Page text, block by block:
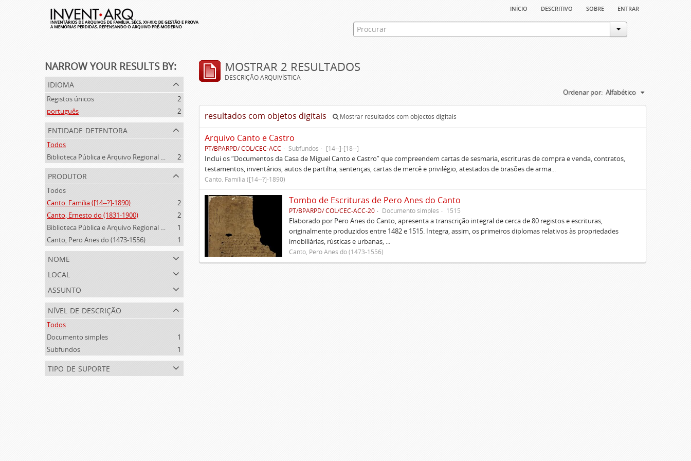
início descritivo sobre entrar
NARROW YOUR RESULTS BY:
idioma
Registos únicos
2
português
2
entidade detentora
Todos
Biblioteca Pública e Arquivo Regional de Ponta Delgada
2
produtor
Todos
Canto. Família ([14--?]-1890)
2
Canto, Ernesto do (1831-1900)
2
Biblioteca Pública e Arquivo Regional de Ponta Delgada (1841- )
1
Canto, Pero Anes do (1473-1556)
1
nome
local
assunto
nível de descrição
Todos
Documento simples
1
Subfundos
1
tipo de suporte
MOSTRAR 2 RESULTADOS
DESCRIÇÃO ARQUIVÍSTICA
Ordenar por: Alfabético
resultados com objetos digitais Mostrar resultados com objectos digitais
Arquivo Canto e Castro
PT/BPARPD/ COL/CEC-ACC Subfundos [14--]-[18--]
Inclui os “Documentos da Casa de Miguel Canto e Castro” que compreendem cartas de sesmaria, escrituras de compra e venda, contratos,
testamentos, inventários, autos de partilha, sentenças, cartas de mercê e privilégio, atestados de brasões de arma...
Canto. Família ([14--?]-1890)
Tombo de Escrituras de Pero Anes do Canto
PT/BPARPD/ COL/CEC-ACC-20 Documento simples 1515
Elaborado por Pero Anes do Canto, apresenta a transcrição integral de cerca de 80 registos e escrituras,
originalmente produzidos entre 1482 e 1515. Integra, assim, os primeiros diplomas relativos às propriedades
imobiliárias, rústicas e urbanas, ...
Canto, Pero Anes do (1473-1556)